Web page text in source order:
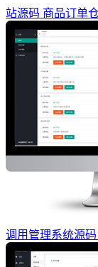
站源码 商品订单
调用管理系统源